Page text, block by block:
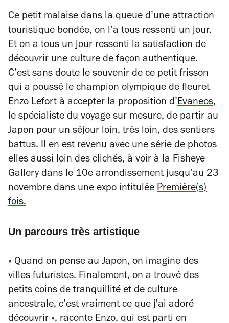
Ce petit malaise dans la queue d’une attraction
touristique bondée, on l’a tous ressenti un jour.
Et on a tous un jour ressenti la satisfaction de
découvrir une culture de façon authentique.
C’est sans doute le souvenir de ce petit frisson
qui a poussé le champion olympique de fleuret
Enzo Lefort à accepter la proposition d’Evaneos,
le spécialiste du voyage sur mesure, de partir au
Japon pour un séjour loin, très loin, des sentiers
battus. Il en est revenu avec une série de photos
elles aussi loin des clichés, à voir à la Fisheye
Gallery dans le 10e arrondissement jusqu’au 23
novembre dans une expo intitulée Première(s)
fois.
Un parcours très artistique
« Quand on pense au Japon, on imagine des
villes futuristes. Finalement, on a trouvé des
petits coins de tranquillité et de culture
ancestrale, c’est vraiment ce que j'ai adoré
découvrir », raconte Enzo, qui est parti en